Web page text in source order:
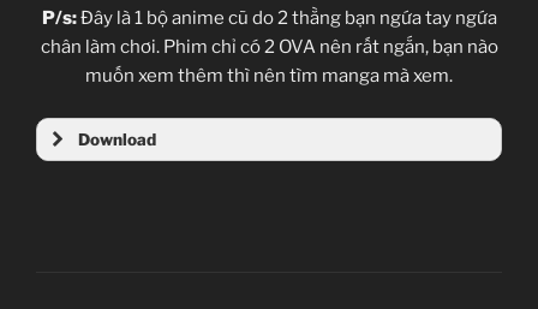
P/s:Đây là 1 bộ anime cũ do 2 thằng bạn ngứa tay ngứa
chân làm chơi. Phim chỉ có 2 OVA nên rất ngắn, bạn nào
muốn xem thêm thì nên tìm manga mà xem.
Download